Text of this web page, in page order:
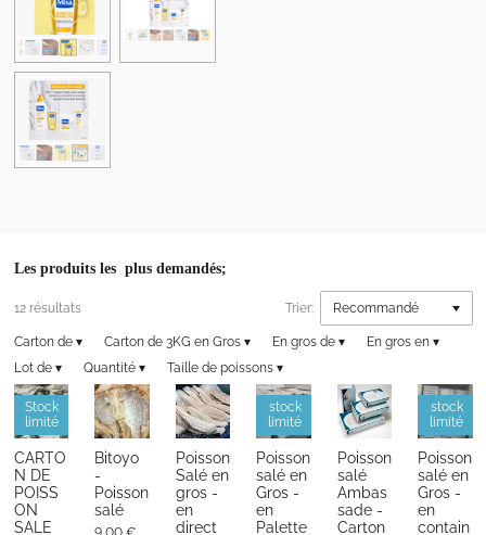
Les produits les plus demandés;
12 résultats Trier:
Carton de ▾ Carton de 3KG en Gros ▾ En gros de ▾ En gros en ▾
Lot de ▾ Quantité ▾ Taille de poissons ▾
Stock
limité
CARTO
N DE
POISS
ON
SALE
Bitoyo
-
Poisson
salé
Poisson
Salé en
gros -
en
direct
stock
limité
Poisson
salé en
Gros -
en
Palette
Poisson
salé
Ambas
sade -
Carton
stock
limité
Poisson
salé en
Gros -
en
contain